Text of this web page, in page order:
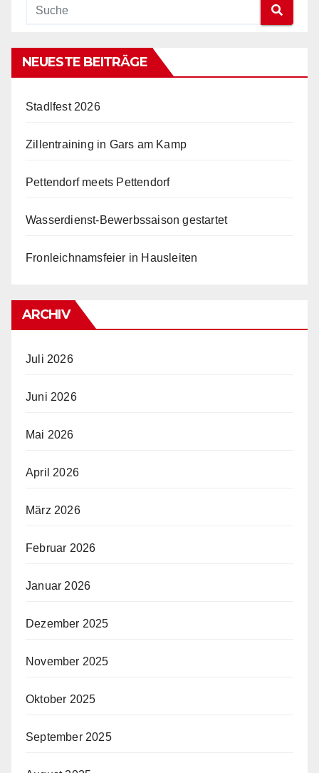
NEUESTE BEITRÄGE
Stadlfest 2026
Zillentraining in Gars am Kamp
Pettendorf meets Pettendorf
Wasserdienst-Bewerbssaison gestartet
Fronleichnamsfeier in Hausleiten
ARCHIV
Juli 2026
Juni 2026
Mai 2026
April 2026
März 2026
Februar 2026
Januar 2026
Dezember 2025
November 2025
Oktober 2025
September 2025